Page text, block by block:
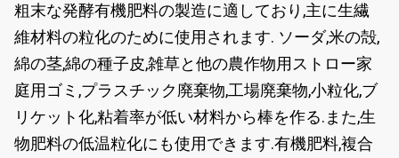
粗末な発酵有機肥料の製造に適しており,主に生繊
維材料の粒化のために使用されます. ソーダ,米の殻,
綿の茎,綿の種子皮,雑草と他の農作物用ストロー家
庭用ゴミ,プラスチック廃棄物,工場廃棄物,小粒化,ブ
リケット化,粘着率が低い材料から棒を作る.また,生
物肥料の低温粒化にも使用できます.有機肥料,複合